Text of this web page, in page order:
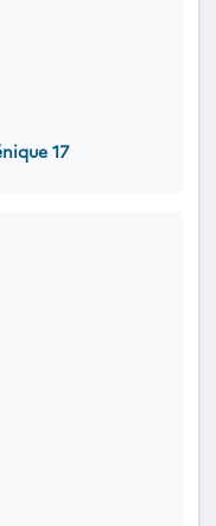
17